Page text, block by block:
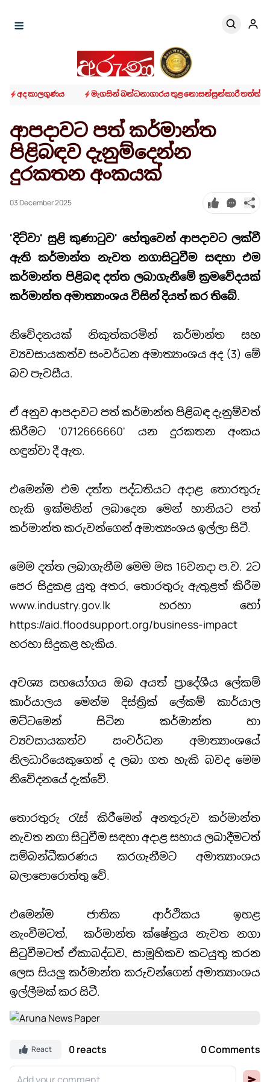
අද කාලගුණය මැගසින් බන්ධනාගාරය තුළ නොසන්සුන්කාරී
ආපදාවට පත් කර්මාන්ත
පිළිබඳව දැනුම්දෙන්න
දුරකතන අංකයක්
03 December 2025
'දිට්වා' සුළි කුණාටුව' හේතුවෙන් ආපදාවට ලක්වී
ඇති කර්මාන්ත නැවත නගාසිටුවීම සඳහා එම
කර්මාන්ත පිළිබඳ දත්ත ලබාගැනීමේ ක්‍රමවේදයක්
කර්මාන්ත අමාත්‍යාංශය විසින් දියත් කර තිබේ.
නිවේදනයක් නිකුත්කරමින් කර්මාන්ත සහ
ව්‍යවසායකත්ව සංවර්ධන අමාත්‍යාංශය අද (3) මේ
බව පැවසීය.
ඒ අනුව ආපදාවට පත් කර්මාන්ත පිළිබඳ දැනුම්වත්
කිරීමට '0712666660' යන දුරකතන අංකය
හඳුන්වා දී ඇත.
එමෙන්ම එම දත්ත පද්ධතියට අදාළ තොරතුරු
හැකි ඉක්මනින් ලබාදෙන මෙන් හානියට පත්
කර්මාන්ත කරුවන්ගෙන් අමාත්‍යංශය ඉල්ලා සිටී.
මෙම දත්ත ලබාගැනීම මෙම මස 16වනදා ප.ව. 2ට
පෙර සිදුකළ යුතු අතර, තොරතුරු ඇතුළත් කිරීම
www.industry.gov.lk හරහා හෝ
https://aid.floodsupport.org/business-impact
හරහා සිදුකළ හැකිය.
අවශ්‍ය සහයෝගය ඔබ අයත් ප්‍රාදේශීය ලේකම්
කාර්යාලය මෙන්ම දිස්ත්‍රික් ලේකම් කාර්යාල
මට්ටමෙන් සිටින කර්මාන්ත හා
ව්‍යවසායකත්ව සංවර්ධන අමාත්‍යාංශයේ
නිලධාරියෙකුගෙන් ද ලබා ගත හැකි බවද මෙම
නිවේදනයේ දැක්වේ.
තොරතුරු රැස් කිරීමෙන් අනතුරුව කර්මාන්ත
නැවත නගා සිටුවීම සඳහා අදාළ සහාය ලබාදීමටත්
සම්බන්ධීකරණය කරගැනීමට අමාත්‍යාංශය
බලාපොරොත්තු වේ.
එමෙන්ම ජාතික ආර්ථිකය ඉහළ
නැංවීමටත්, කර්මාන්ත ක්ෂේත්‍රය නැවත නගා
සිටුවීමටත් ඒකාබද්ධව, සාමූහිකව කටයුතු කරන
ලෙස සියලු කර්මාන්ත කරුවන්ගෙන් අමාත්‍යාංශය
ඉල්ලීමක් කර සිටී.
React 0 reacts 0 Comments